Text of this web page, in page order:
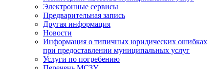
Электронные сервисы
Предварительная запись
Другая информация
Новости
Информация о типичных юридических ошибках
при предоставлении муниципальных услуг
Услуги по погребению